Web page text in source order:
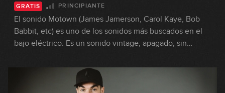
GRATIS PRINCIPIANTE
El sonido Motown (James Jamerson, Carol Kaye, Bob
Babbit, etc) es uno de los sonidos más buscados en el
bajo eléctrico. Es un sonido vintage, apagado, sin
cuando buscamos un sonido de banda de años 60. Miki
comparte con nosotros un truco para que puedas sonar